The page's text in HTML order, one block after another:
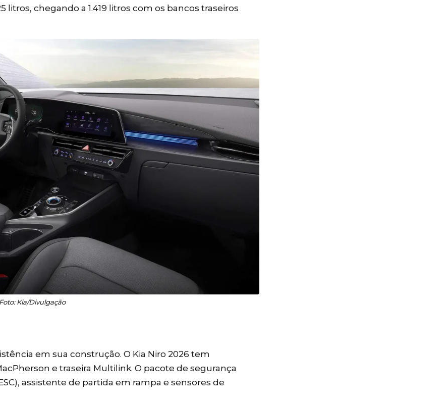
litros, chegando a 1.419 litros com os bancos traseiros
Foto: Kia/Divulgação
em sua construção. O Kia Niro 2026 tem
e traseira Multilink. O pacote de segurança
assistente de partida em rampa e sensores de